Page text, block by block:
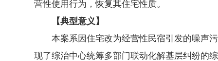
营性使用行为，恢复其住宅性质。
【典型意义】
本案系因住宅改为经营性民宿引发的噪声污
现了综治中心统筹多部门联动化解基层纠纷的